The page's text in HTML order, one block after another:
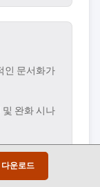
다운로드
인 문서화가
완화 시나
선 매개변